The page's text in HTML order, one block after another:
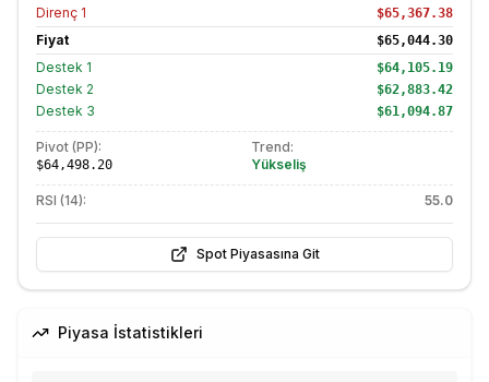
Direnç 1 $65,367.38
Fiyat $65,044.30
Destek 1 $64,105.19
Destek 2 $62,883.42
Destek 3 $61,094.87
Pivot (PP):
$64,498.20
Trend:
Yükseliş
RSI (14): 55.0
Spot Piyasasına Git
Piyasa İstatistikleri